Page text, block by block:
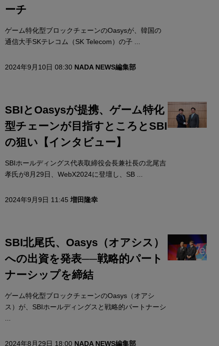
ーチ
ゲーム特化型ブロックチェーンのOasysが、韓国の
通信大手SKテレコム（SK Telecom）の子 ...
2024年9月10日 08:30 NADA NEWS編集部
SBIとOasysが提携、ゲーム特化
型チェーンが目指すところとSBI
の狙い【インタビュー】
SBIホールディングス代表取締役会長兼社長の北尾吉
孝氏が8月29日、WebX2024に登壇し、SB ...
2024年9月9日 11:45 増田隆幸
SBI北尾氏、Oasys（オアシス）
への出資を発表──戦略的パート
ナーシップを締結
ゲーム特化型ブロックチェーンのOasys（オアシ
ス）が、SBIホールディングスと戦略的パートナーシ
2024年8月29日 18:00 NADA NEWS編集部